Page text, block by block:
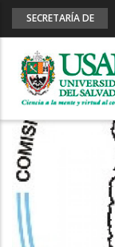
SECRETARÍA DE